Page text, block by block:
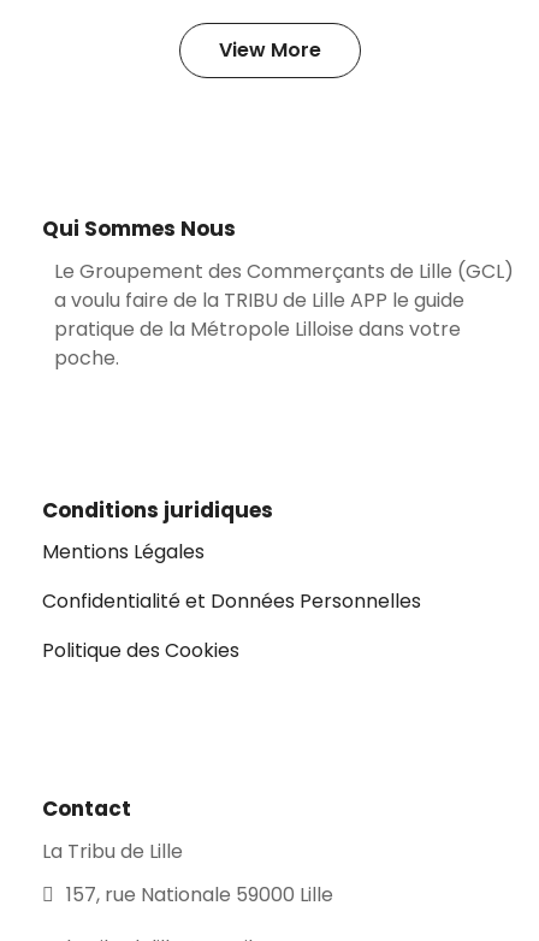
View More
Qui Sommes Nous
Le Groupement des Commerçants de Lille (GCL)
a voulu faire de la TRIBU de Lille APP le guide
pratique de la Métropole Lilloise dans votre
poche.
Conditions juridiques
Mentions Légales
Confidentialité et Données Personnelles
Politique des Cookies
Contact
La Tribu de Lille
157, rue Nationale 59000 Lille